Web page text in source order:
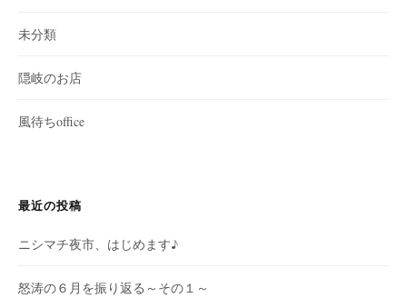
未分類
隠岐のお店
風待ちoffice
最近の投稿
ニシマチ夜市、はじめます♪
怒涛の６月を振り返る～その１～